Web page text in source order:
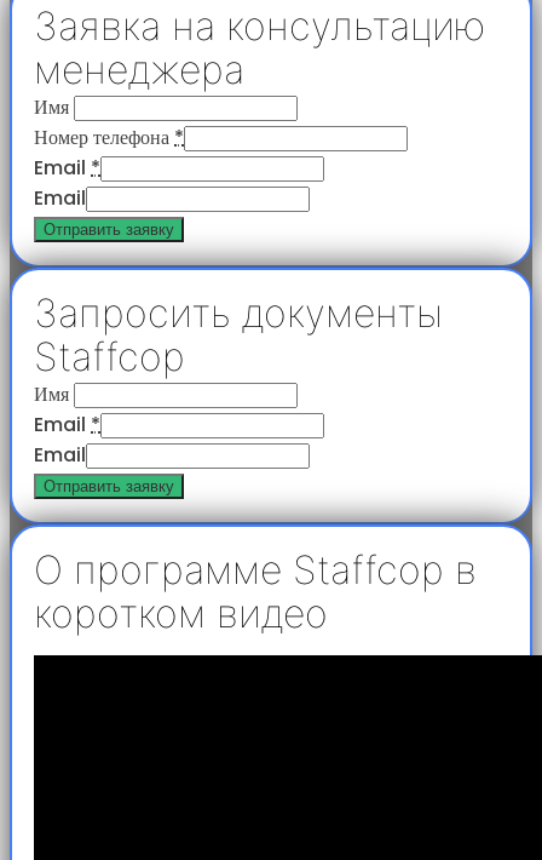
Заявка на консультацию
менеджера
Имя
Номер телефона *
Email *
Email
Отправить заявку
Запросить документы
Staffcop
Имя
Email *
Email
Отправить заявку
О программе Staffcop в
коротком видео